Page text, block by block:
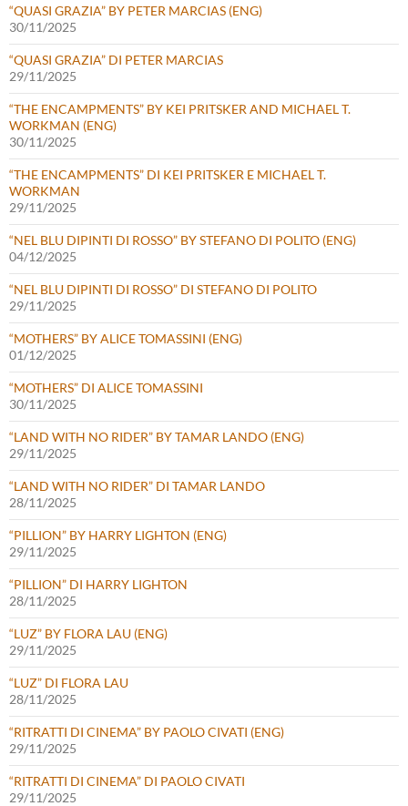
“QUASI GRAZIA” BY PETER MARCIAS (ENG)
30/11/2025
“QUASI GRAZIA” DI PETER MARCIAS
29/11/2025
“THE ENCAMPMENTS” BY KEI PRITSKER AND MICHAEL T.
WORKMAN (ENG)
30/11/2025
“THE ENCAMPMENTS” DI KEI PRITSKER E MICHAEL T.
WORKMAN
29/11/2025
“NEL BLU DIPINTI DI ROSSO” BY STEFANO DI POLITO (ENG)
04/12/2025
“NEL BLU DIPINTI DI ROSSO” DI STEFANO DI POLITO
29/11/2025
“MOTHERS” BY ALICE TOMASSINI (ENG)
01/12/2025
“MOTHERS” DI ALICE TOMASSINI
30/11/2025
“LAND WITH NO RIDER” BY TAMAR LANDO (ENG)
29/11/2025
“LAND WITH NO RIDER” DI TAMAR LANDO
28/11/2025
“PILLION” BY HARRY LIGHTON (ENG)
29/11/2025
“PILLION” DI HARRY LIGHTON
28/11/2025
“LUZ” BY FLORA LAU (ENG)
29/11/2025
“LUZ” DI FLORA LAU
28/11/2025
“RITRATTI DI CINEMA” BY PAOLO CIVATI (ENG)
29/11/2025
“RITRATTI DI CINEMA” DI PAOLO CIVATI
29/11/2025